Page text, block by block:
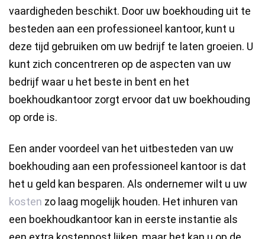
vaardigheden beschikt. Door uw boekhouding uit te
besteden aan een professioneel kantoor, kunt u
deze tijd gebruiken om uw bedrijf te laten groeien. U
kunt zich concentreren op de aspecten van uw
bedrijf waar u het beste in bent en het
boekhoudkantoor zorgt ervoor dat uw boekhouding
op orde is.
Een ander voordeel van het uitbesteden van uw
boekhouding aan een professioneel kantoor is dat
het u geld kan besparen. Als ondernemer wilt u uw
kosten zo laag mogelijk houden. Het inhuren van
een boekhoudkantoor kan in eerste instantie als